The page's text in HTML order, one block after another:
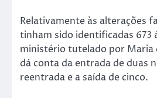
Relativamente às alterações
tinham sido identificadas 673
ministério tutelado por Maria
dá conta da entrada de duas
reentrada e a saída de cinco.